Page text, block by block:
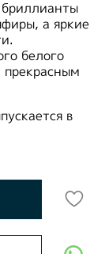
а яркие
белого
прекрасным
в